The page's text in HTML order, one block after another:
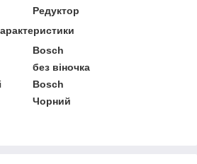
Редуктор
Bosch
без віночка
Bosch
Чорний